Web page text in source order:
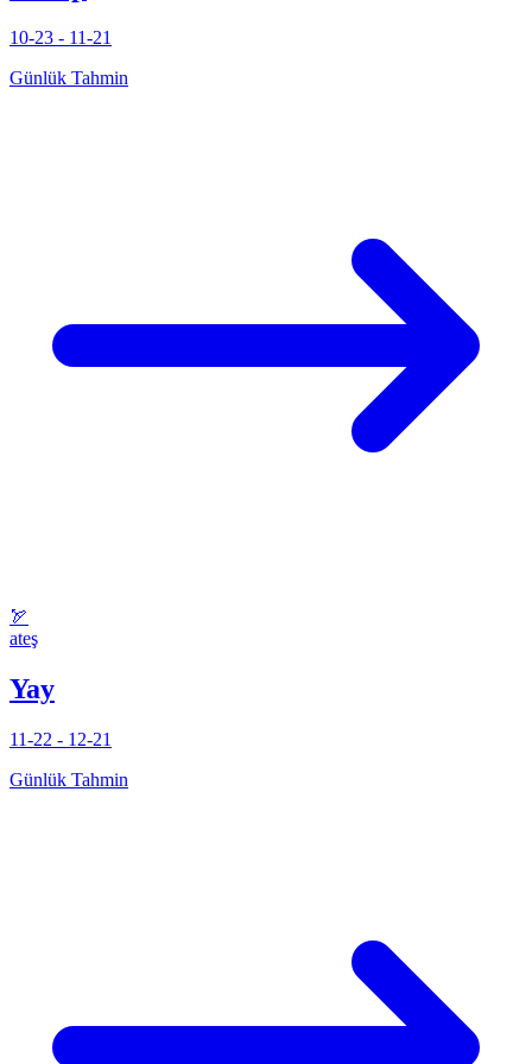
10-23 - 11-21
Günlük Tahmin
🏹
ateş
Yay
11-22 - 12-21
Günlük Tahmin